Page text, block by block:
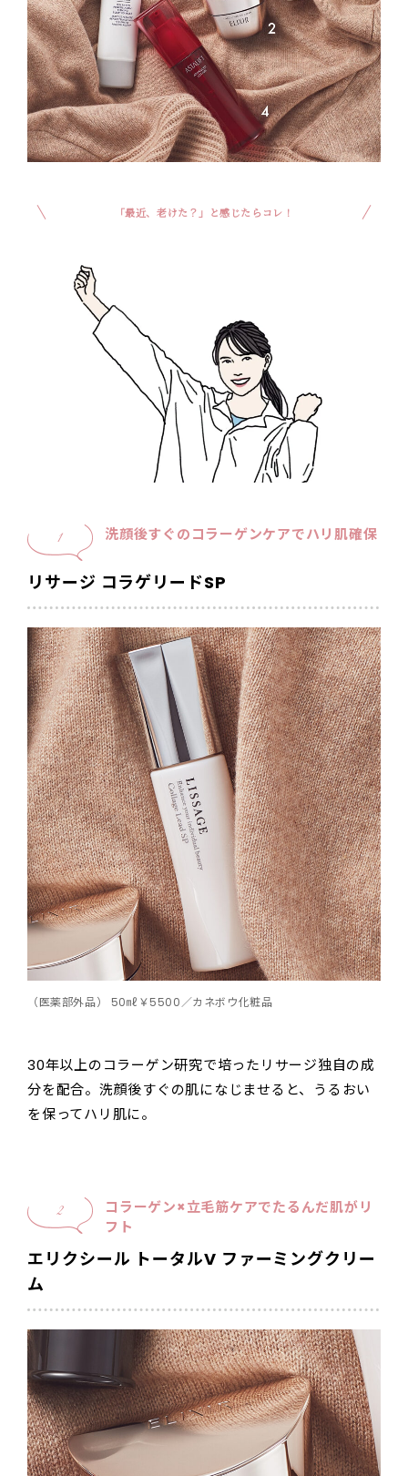
「最近、老けた？」と感じたらコレ！
1 洗顔後すぐのコラーゲンケアでハリ肌確保
リサージ コラゲリードSP
（医薬部外品） 50㎖￥5500／カネボウ化粧品
30年以上のコラーゲン研究で培ったリサージ独自の成
分を配合。洗顔後すぐの肌になじませると、うるおい
を保ってハリ肌に。
2
コラーゲン×立毛筋ケアでたるんだ肌がリ
フト
エリクシール トータルV ファーミングクリー
ム